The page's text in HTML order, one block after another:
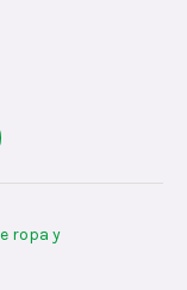
ropa y